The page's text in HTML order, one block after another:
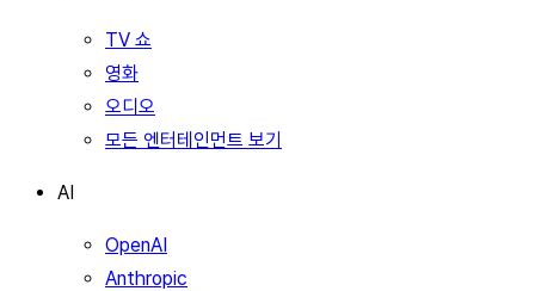
TV 쇼
영화
오디오
모든 엔터테인먼트 보기
AI
OpenAI
Anthropic